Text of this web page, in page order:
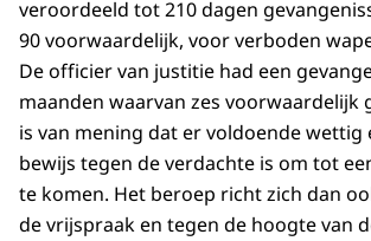
veroordeeld tot 210 dagen
90 voorwaardelijk, voor verboden
De officier van justitie had een
maanden waarvan zes voorwaardelijk
is van mening dat er voldoende wettig
bewijs tegen de verdachte is om tot
te komen. Het beroep richt zich dan
de vrijspraak en tegen de hoogte van